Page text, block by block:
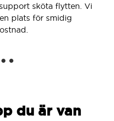
sköta flytten. Vi
plats för smidig
du är van